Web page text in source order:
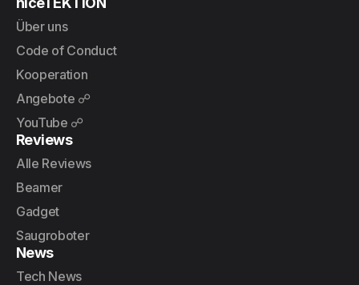
Über uns
Code of Conduct
Kooperation
Angebote ☍
YouTube ☍
Reviews
Alle Reviews
Beamer
Gadget
Saugroboter
News
Tech News